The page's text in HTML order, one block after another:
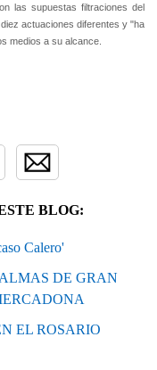
las supuestas filtraciones del
actuaciones diferentes y "ha
medios a su alcance.
BLOG:
Calero'
DE GRAN
EL ROSARIO